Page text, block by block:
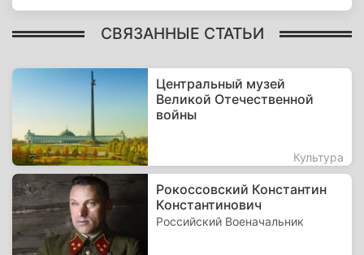
СВЯЗАННЫЕ СТАТЬИ
Центральный музей
Великой Отечественной
войны
Культура
Рокоссовский Константин
Константинович
Российский Военачальник